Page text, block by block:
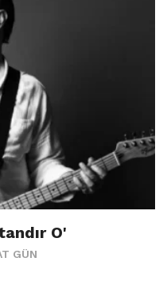
O'
GÜN